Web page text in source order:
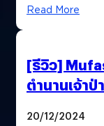
Read More
[รีวิว]
ตำนานเจ้า
20/12/2024